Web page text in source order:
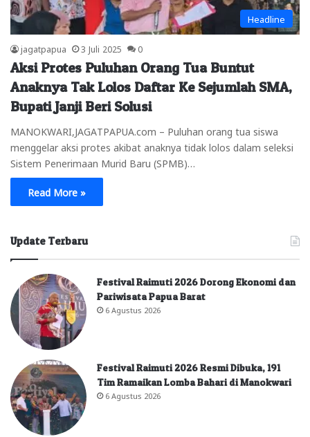
Headline
jagatpapua 3 Juli 2025 0
Aksi Protes Puluhan Orang Tua Buntut
Anaknya Tak Lolos Daftar Ke Sejumlah SMA,
Bupati Janji Beri Solusi
MANOKWARI,JAGATPAPUA.com – Puluhan orang tua siswa
menggelar aksi protes akibat anaknya tidak lolos dalam seleksi
Sistem Penerimaan Murid Baru (SPMB)…
Read More »
Update Terbaru
Festival Raimuti 2026 Dorong Ekonomi dan
Pariwisata Papua Barat
6 Agustus 2026
Festival Raimuti 2026 Resmi Dibuka, 191
Tim Ramaikan Lomba Bahari di Manokwari
6 Agustus 2026